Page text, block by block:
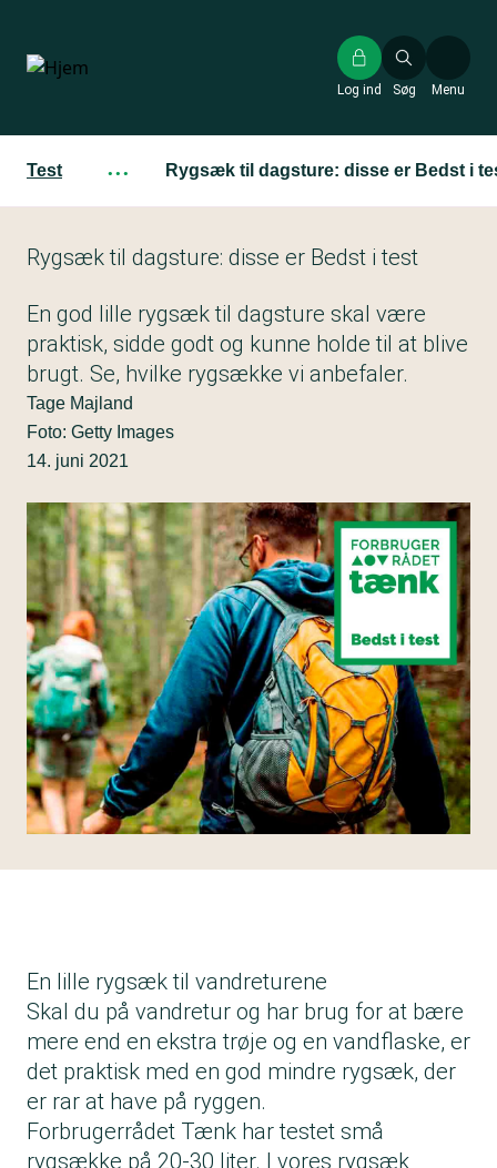
hovedindhold
Søg
Log ind Menu
Test ··· Rygsæk til dagsture: disse er Bedst i
Rygsæk til dagsture: disse er Bedst i test
En god lille rygsæk til dagsture skal være
praktisk, sidde godt og kunne holde til at blive
brugt. Se, hvilke rygsække vi anbefaler.
Tage Majland
Foto: Getty Images
14. juni 2021
En lille rygsæk til vandreturene
Skal du på vandretur og har brug for at bære
mere end en ekstra trøje og en vandflaske, er
det praktisk med en god mindre rygsæk, der
er rar at have på ryggen.
Forbrugerrådet Tænk har testet små
rygsække på 20-30 liter. I vores rygsæk